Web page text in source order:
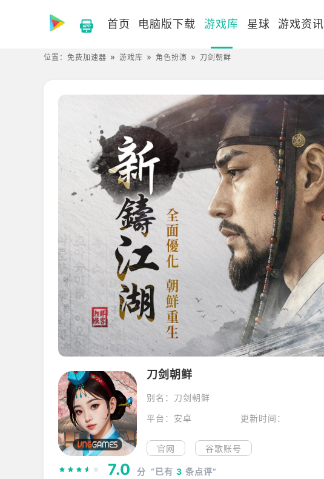
首页 电脑版下载 游戏库 星球 游戏资讯
位置： 免费加速器 游戏库 角色扮演 刀剑朝鲜
刀剑朝鲜
别名：刀剑朝鲜
平台：安卓
更新时间：
官网 谷歌账号
7.0 分 “已有 3 条点评”